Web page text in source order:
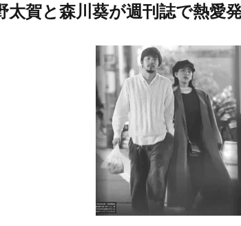
太賀と森川葵が週刊誌で熱愛